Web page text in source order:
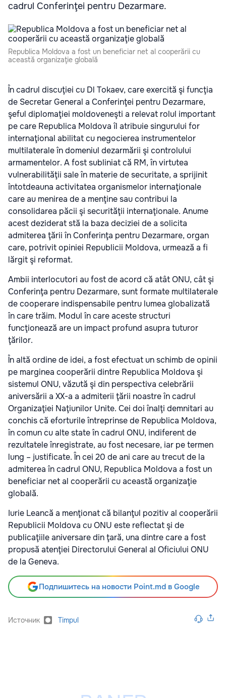
cadrul Conferinţei pentru Dezarmare.
Republica Moldova a fost un beneficiar net al cooperării cu
această organizaţie globală
În cadrul discuţiei cu Dl Tokaev, care exercită şi funcţia
de Secretar General a Conferinţei pentru Dezarmare,
şeful diplomaţiei moldoveneşti a relevat rolul important
pe care Republica Moldova îl atribuie singurului for
internaţional abilitat cu negocierea instrumentelor
multilaterale în domeniul dezarmării şi controlului
armamentelor. A fost subliniat că RM, în virtutea
vulnerabilităţii sale în materie de securitate, a sprijinit
întotdeauna activitatea organismelor internaţionale
care au menirea de a menţine sau contribui la
consolidarea păcii şi securităţii internaţionale. Anume
acest deziderat stă la baza deciziei de a solicita
admiterea ţării în Conferinţa pentru Dezarmare, organ
care, potrivit opiniei Republicii Moldova, urmează a fi
lărgit şi reformat.
Ambii interlocutori au fost de acord că atât ONU, cât şi
Conferinţa pentru Dezarmare, sunt formate multilaterale
de cooperare indispensabile pentru lumea globalizată
în care trăim. Modul în care aceste structuri
funcţionează are un impact profund asupra tuturor
ţărilor.
În altă ordine de idei, a fost efectuat un schimb de opinii
pe marginea cooperării dintre Republica Moldova şi
sistemul ONU, văzută şi din perspectiva celebrării
aniversării a XX-a a admiterii ţării noastre în cadrul
Organizaţiei Naţiunilor Unite. Cei doi înalţi demnitari au
conchis că eforturile întreprinse de Republica Moldova,
în comun cu alte state în cadrul ONU, indiferent de
rezultatele înregistrate, au fost necesare, iar pe termen
lung – justificate. În cei 20 de ani care au trecut de la
admiterea în cadrul ONU, Republica Moldova a fost un
beneficiar net al cooperării cu această organizaţie
globală.
Iurie Leancă a menţionat că bilanţul pozitiv al cooperării
Republicii Moldova cu ONU este reflectat şi de
publicaţiile aniversare din ţară, una dintre care a fost
propusă atenţiei Directorului General al Oficiului ONU
de la Geneva.
Подпишитесь на новости Point.md в Google
Источник Timpul